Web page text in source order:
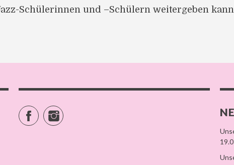
Schülerinnen und –Schülern weitergeben
FacebookInstagram